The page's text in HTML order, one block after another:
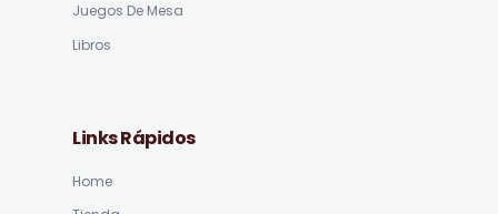
Juegos De Mesa
Libros
Links Rápidos
Home